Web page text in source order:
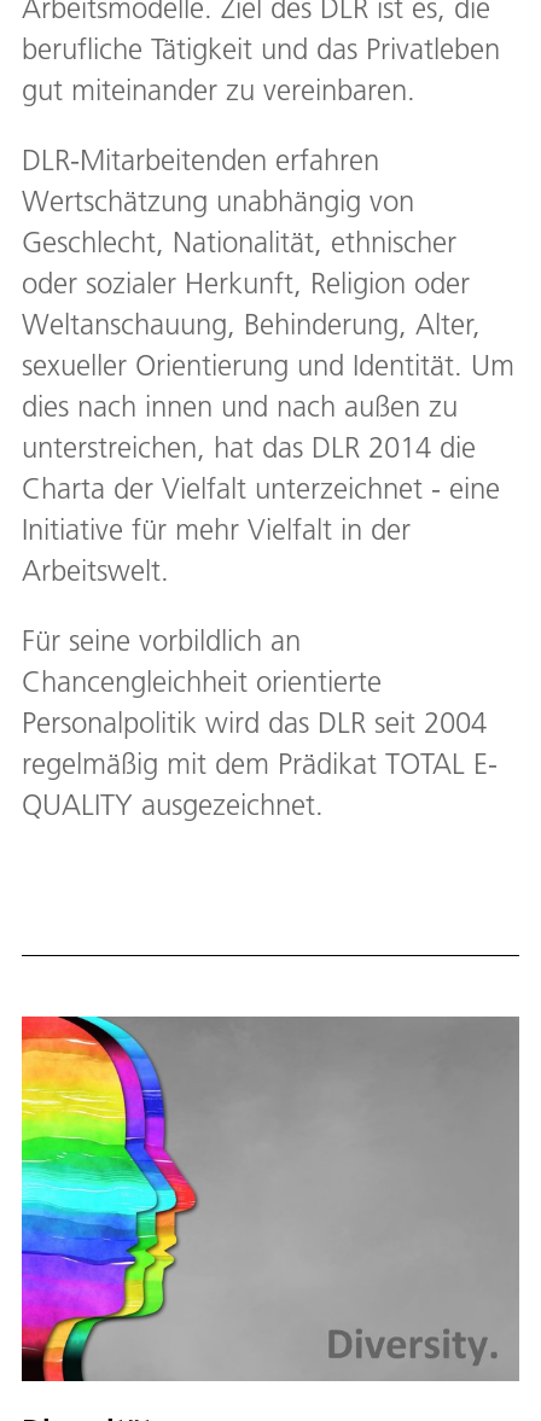
Arbeitsmodelle. Ziel des DLR ist es, die
berufliche Tätigkeit und das Privatleben
gut miteinander zu vereinbaren.
DLR-Mitarbeitenden erfahren
Wertschätzung unabhängig von
Geschlecht, Nationalität, ethnischer
oder sozialer Herkunft, Religion oder
Weltanschauung, Behinderung, Alter,
sexueller Orientierung und Identität. Um
dies nach innen und nach außen zu
unterstreichen, hat das DLR 2014 die
Charta der Vielfalt unterzeichnet - eine
Initiative für mehr Vielfalt in der
Arbeitswelt.
Für seine vorbildlich an
Chancengleichheit orientierte
Personalpolitik wird das DLR seit 2004
regelmäßig mit dem Prädikat TOTAL E-
QUALITY ausgezeichnet.